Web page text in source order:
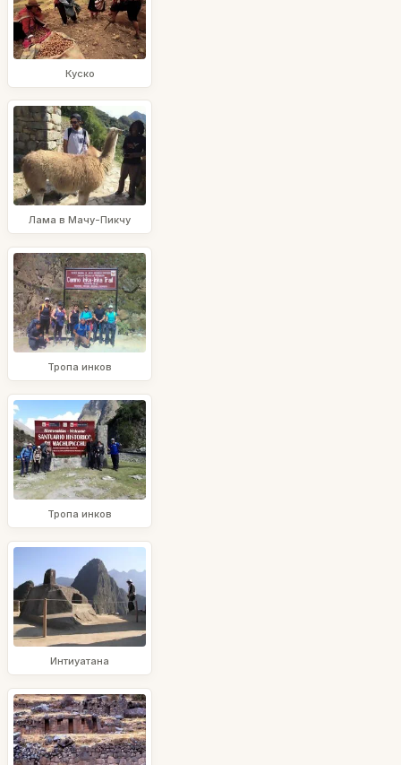
Куско
Лама в Мачу-Пикчу
Тропа инков
Тропа инков
Интиуатана